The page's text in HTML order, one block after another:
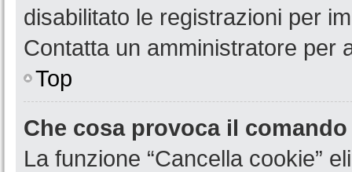
disabilitato le registrazioni per
Contatta un amministratore per
Top
Che cosa provoca il
La funzione “Cancella cookie”